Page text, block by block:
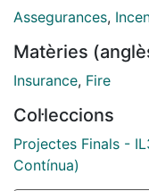
Assegurances,
Matèries
Insurance, Fire
Col·leccions
Projectes Finals -
Contínua)